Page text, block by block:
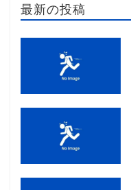
最新の投稿